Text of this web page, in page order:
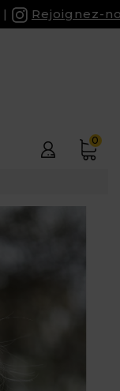
Rejoignez-
0